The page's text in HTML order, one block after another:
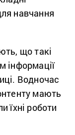
навчання
що такі
інформації
Водночас
мають
їхні роботи